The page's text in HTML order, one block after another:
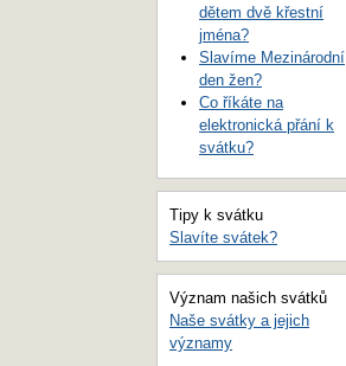
dětem dvě křestní
jména?
Slavíme Mezinárodní
den žen?
Co říkáte na
elektronická přání k
svátku?
Tipy k svátku
Slavíte svátek?
Význam našich svátků
Naše svátky a jejich
významy